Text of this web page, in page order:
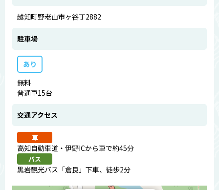
越知町野老山市ヶ谷丁2882
駐車場
あり
無料
普通車15台
交通アクセス
車
高知自動車道・伊野ICから車で約45分
バス
黒岩観光バス「倉良」下車、徒歩2分